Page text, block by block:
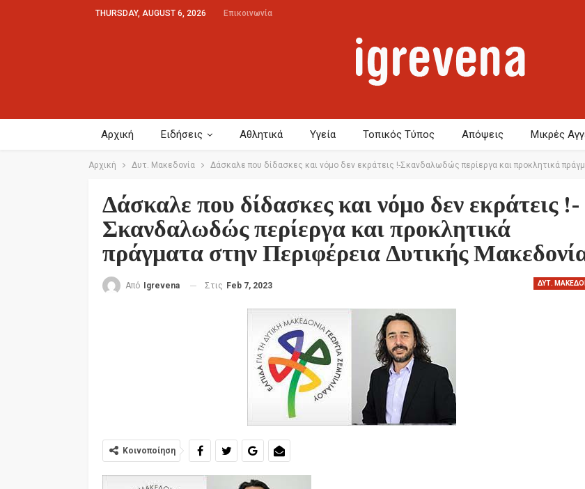
THURSDAY, AUGUST 6, 2026 Επικοινωνία
Αρχική Ειδήσεις Αθλητικά Υγεία Τοπικός Τύπος Απόψεις Μικρές
Αρχική Δυτ. Μακεδονία Δάσκαλε που δίδασκες και νόμο δεν εκράτεις !-Σκανδαλωδώς περίεργα και προκλητικά
Δάσκαλε που δίδασκες και νόμο δεν εκράτεις !-
Σκανδαλωδώς περίεργα και προκλητικά
πράγματα στην Περιφέρεια Δυτικής
ΔΥΤ.
Από Igrevena Στις Feb 7, 2023
Κοινοποίηση